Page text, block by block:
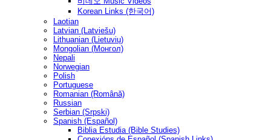
Korean Links (한국어)
Laotian
Latvian (Latviešu)
Lithuanian (Lietuvių)
Mongolian (Монгол)
Nepali
Norwegian
Polish
Portuguese
Romanian (Română)
Russian
Serbian (Srpski)
Spanish (Español)
Biblia Estudia (Bible Studies)